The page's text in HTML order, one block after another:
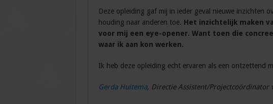
Deze opleiding gaf mij in ieder geval nieuwe inzichten
houding naar anderen toe. Het inzichtelijk maken
voor mij een eye-opener. Want toen die
waar ik aan kon werken.
Ik heb deze opleiding echt ervaren als een ontzettend
Gerda Huitema, Directie Assistent/Projectcoördinator